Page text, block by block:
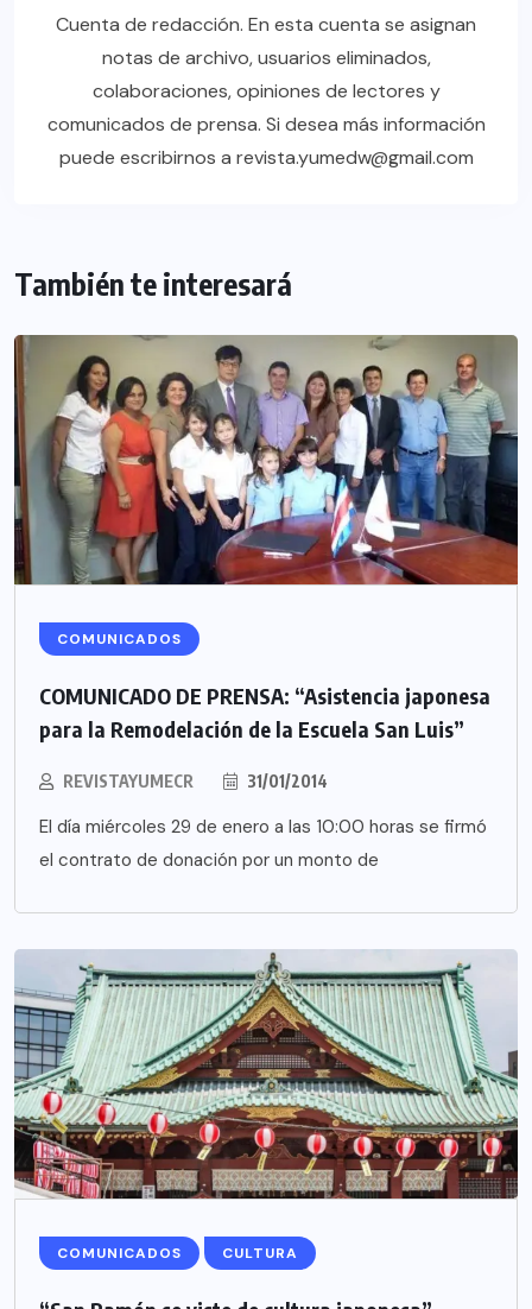
Cuenta de redacción. En esta cuenta se asignan
notas de archivo, usuarios eliminados,
colaboraciones, opiniones de lectores y
comunicados de prensa. Si desea más información
puede escribirnos a revista.yumedw@gmail.com
También te interesará
COMUNICADOS
COMUNICADO DE PRENSA: “Asistencia japonesa
para la Remodelación de la Escuela San Luis”
REVISTAYUMECR 31/01/2014
El día miércoles 29 de enero a las 10:00 horas se firmó
el contrato de donación por un monto de
COMUNICADOS CULTURA